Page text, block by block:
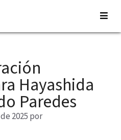
Hayashida
Paredes
2025 por